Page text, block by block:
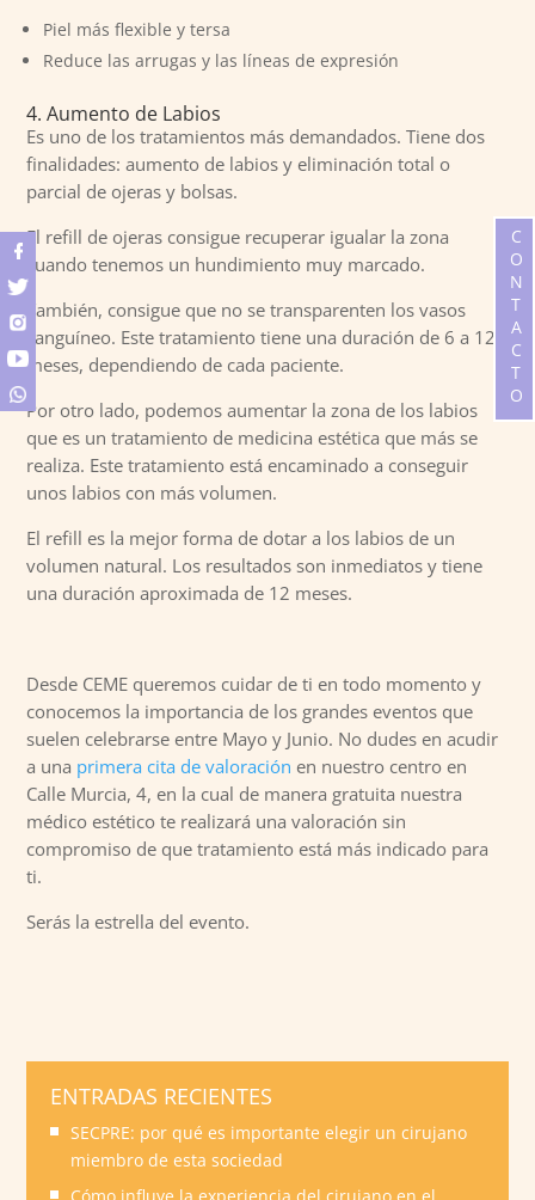
Piel más flexible y tersa
Reduce las arrugas y las líneas de expresión
4. Aumento de Labios
Es uno de los tratamientos más demandados. Tiene dos
finalidades: aumento de labios y eliminación total o
parcial de ojeras y bolsas.
El refill de ojeras consigue recuperar igualar la zona
cuando tenemos un hundimiento muy marcado.
También, consigue que no se transparenten los vasos
sanguíneo. Este tratamiento tiene una duración de 6 a 12
meses, dependiendo de cada paciente.
Por otro lado, podemos aumentar la zona de los labios
que es un tratamiento de medicina estética que más se
realiza. Este tratamiento está encaminado a conseguir
unos labios con más volumen.
El refill es la mejor forma de dotar a los labios de un
volumen natural. Los resultados son inmediatos y tiene
una duración aproximada de 12 meses.
Desde CEME queremos cuidar de ti en todo momento y
conocemos la importancia de los grandes eventos que
suelen celebrarse entre Mayo y Junio. No dudes en acudir
a una primera cita de valoración en nuestro centro en
Calle Murcia, 4, en la cual de manera gratuita nuestra
médico estético te realizará una valoración sin
compromiso de que tratamiento está más indicado para
ti.
Serás la estrella del evento.
ENTRADAS RECIENTES
SECPRE: por qué es importante elegir un cirujano
miembro de esta sociedad
CONTACTO